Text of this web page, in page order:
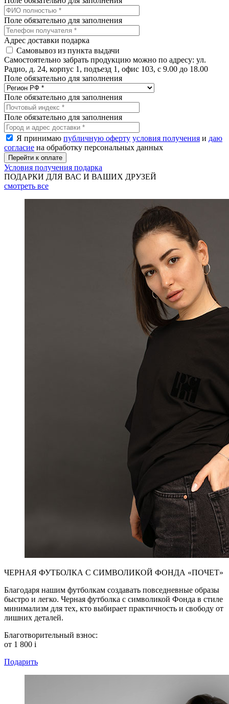
Поле обязательно для заполнения
Адрес доставки подарка
Самовывоз из пункта выдачи
Самостоятельно забрать продукцию можно по адресу: ул.
Радио, д. 24, корпус 1, подъезд 1, офис 103, с 9.00 до 18.00
Поле обязательно для заполнения
Поле обязательно для заполнения
Поле обязательно для заполнения
Я принимаю публичную оферту условия получения и даю
согласие на обработку персональных данных
Условия получения подарка
ПОДАРКИ ДЛЯ ВАС И ВАШИХ ДРУЗЕЙ
смотреть все
ЧЕРНАЯ ФУТБОЛКА С СИМВОЛИКОЙ ФОНДА «ПОЧЕТ»
Благодаря нашим футболкам создавать повседневные образы
быстро и легко. Черная футболка с символикой Фонда в стиле
минимализм для тех, кто выбирает практичность и свободу от
лишних деталей.
Благотворительный взнос:
от 1 800 i
Подарить